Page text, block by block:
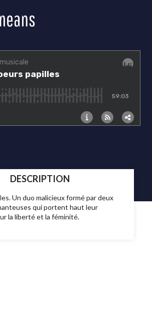
DESCRIPTION
Un duo malicieux formé par deux
qui portent haut leur
la liberté et la féminité.